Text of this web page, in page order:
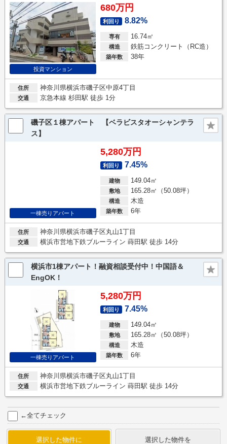
投資マンション
680万円
利回り 8.82%
専有 16.74㎡
構造 鉄筋コンクリート（RC造）
築年数 38年
住所 神奈川県横浜市磯子区中原4丁目
交通 京急本線 杉田駅 徒歩 1分
磯子区１棟アパート 【ベラビスタオーシャンテラ
ス】
一棟売りアパート
5,280万円
利回り 7.45%
建物 149.04㎡
敷地 165.28㎡（50.08坪）
構造 木造
築年数 6年
住所 神奈川県横浜市磯子区丸山1丁目
交通 横浜市営地下鉄ブルーライン 蒔田駅 徒歩 14分
横浜市1棟アパート！融資相談受付中！中国語＆
EngOK！
一棟売りアパート
5,280万円
利回り 7.45%
建物 149.04㎡
敷地 165.28㎡（50.08坪）
構造 木造
築年数 6年
住所 神奈川県横浜市磯子区丸山1丁目
交通 横浜市営地下鉄ブルーライン 蒔田駅 徒歩 14分
←全てチェック
選択した物件に
選択した物件を